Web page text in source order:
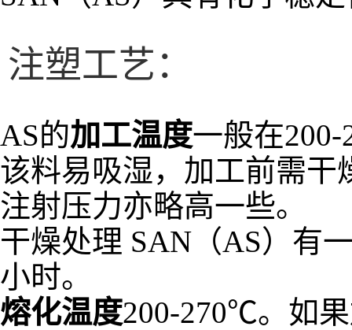
注塑工艺：
AS的加工温度一般在
该料易吸湿，加工前需干
注射压力亦略高一些。
干燥处理 SAN（AS）有
小时。
熔化温度200-270℃。如